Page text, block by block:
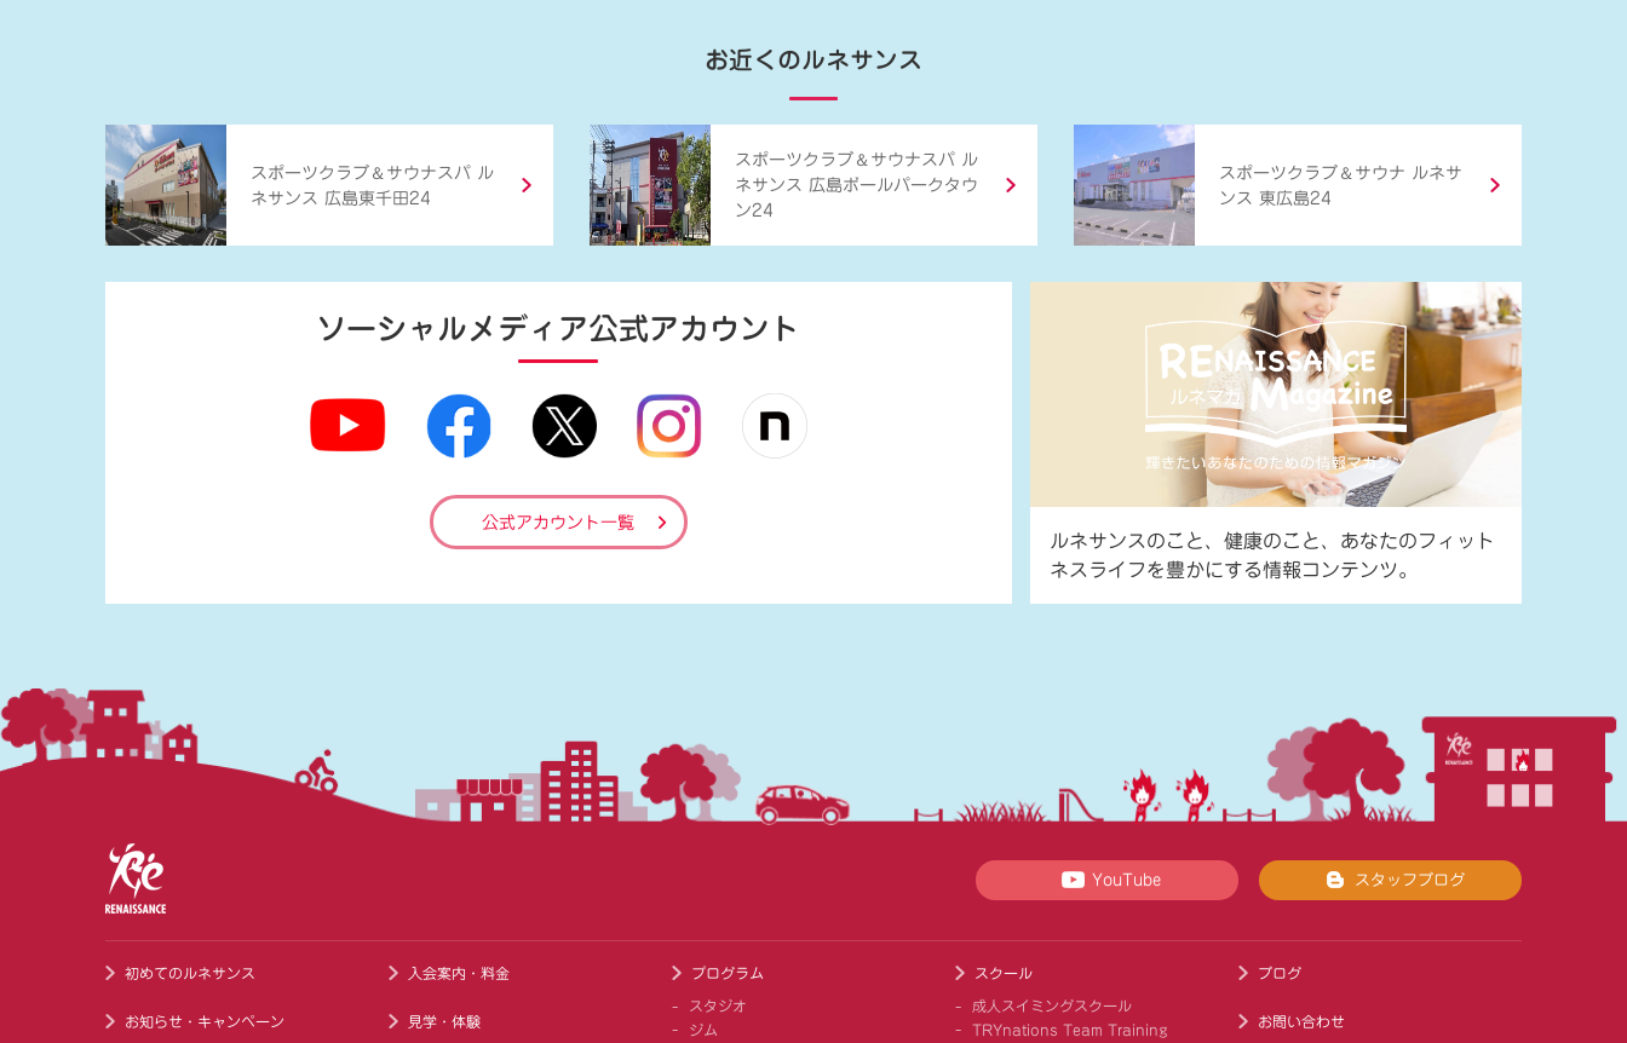
お近くのルネサンス
スポーツクラブ ＆ サウナスパ ル
ネサンス 広島東千田24
スポーツクラブ ＆ サウナスパ ル
ネサンス 広島ボールパークタウ
ン24
スポーツクラブ ＆ サウナ ルネサ
ンス 東広島24
ソーシャルメディア公式アカウント
公式アカウント一覧
ルネサンスのこと、健康のこと、あなたのフィット
ネスライフを豊かにする情報コンテンツ。
YouTube スタッフブログ
初めてのルネサンス
お知らせ・キャンペーン
入会案内・料金
見学・体験
プログラム
スタジオ
ジム
スクール
成人スイミングスクール
TRYnations Team Training
ブログ
お問い合わせ